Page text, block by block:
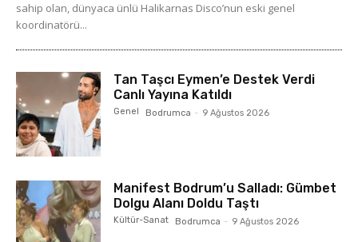
sahip olan, dünyaca ünlü Halikarnas Disco’nun eski genel
koordinatörü...
Tan Taşcı Eymen’e Destek Verdi
Canlı Yayına Katıldı
Genel Bodrumca - 9 Ağustos 2026
Manifest Bodrum’u Salladı: Gümbet
Dolgu Alanı Doldu Taştı
Kültür-Sanat Bodrumca - 9 Ağustos 2026